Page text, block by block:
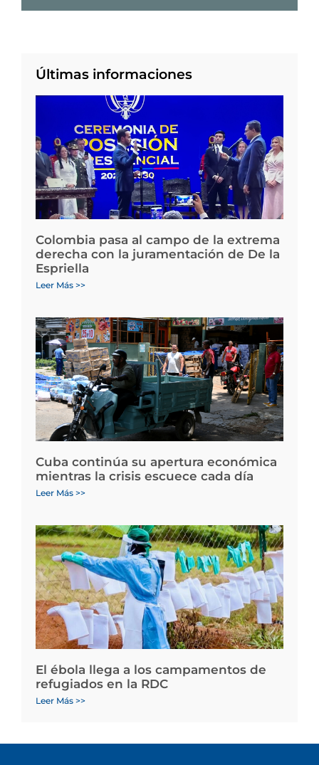
Últimas informaciones
Colombia pasa al campo de la extrema
derecha con la juramentación de De la
Espriella
Leer Más >>
Cuba continúa su apertura económica
mientras la crisis escuece cada día
Leer Más >>
El ébola llega a los campamentos de
refugiados en la RDC
Leer Más >>